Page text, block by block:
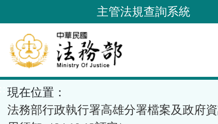
到
要
內
容
區
塊
主管法規查詢系統
現在位置：
法務部行政執行署高雄分署檔案及政府